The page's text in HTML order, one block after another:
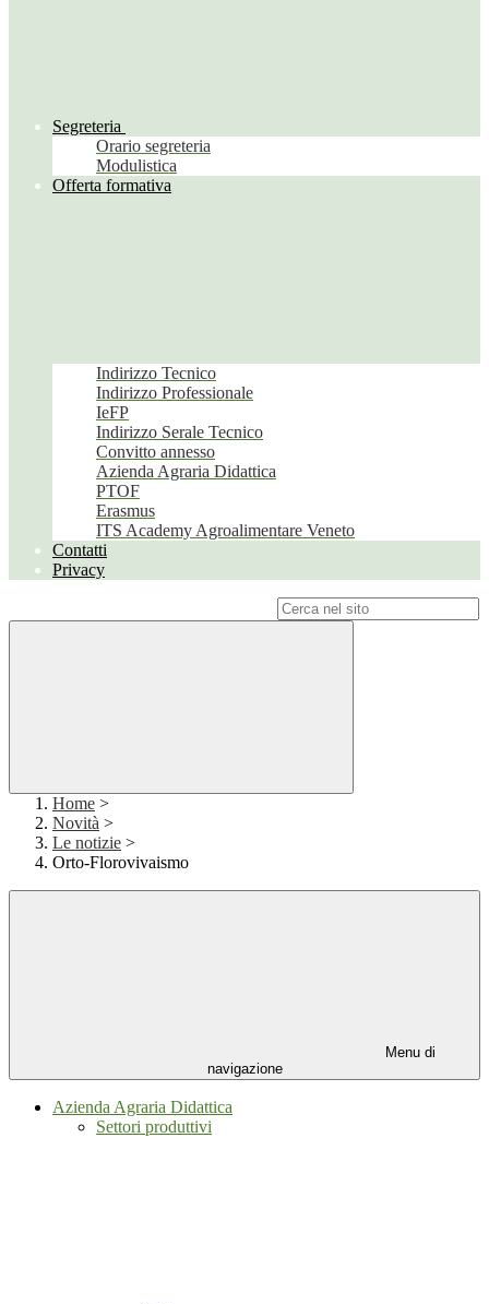
Segreteria
Orario segreteria
Modulistica
Offerta formativa
Indirizzo Tecnico
Indirizzo Professionale
IeFP
Indirizzo Serale Tecnico
Convitto annesso
Azienda Agraria Didattica
PTOF
Erasmus
ITS Academy Agroalimentare Veneto
Contatti
Privacy
Home >
Novità >
Le notizie >
Orto-Florovivaismo
Menu di
navigazione
Azienda Agraria Didattica
Settori produttivi